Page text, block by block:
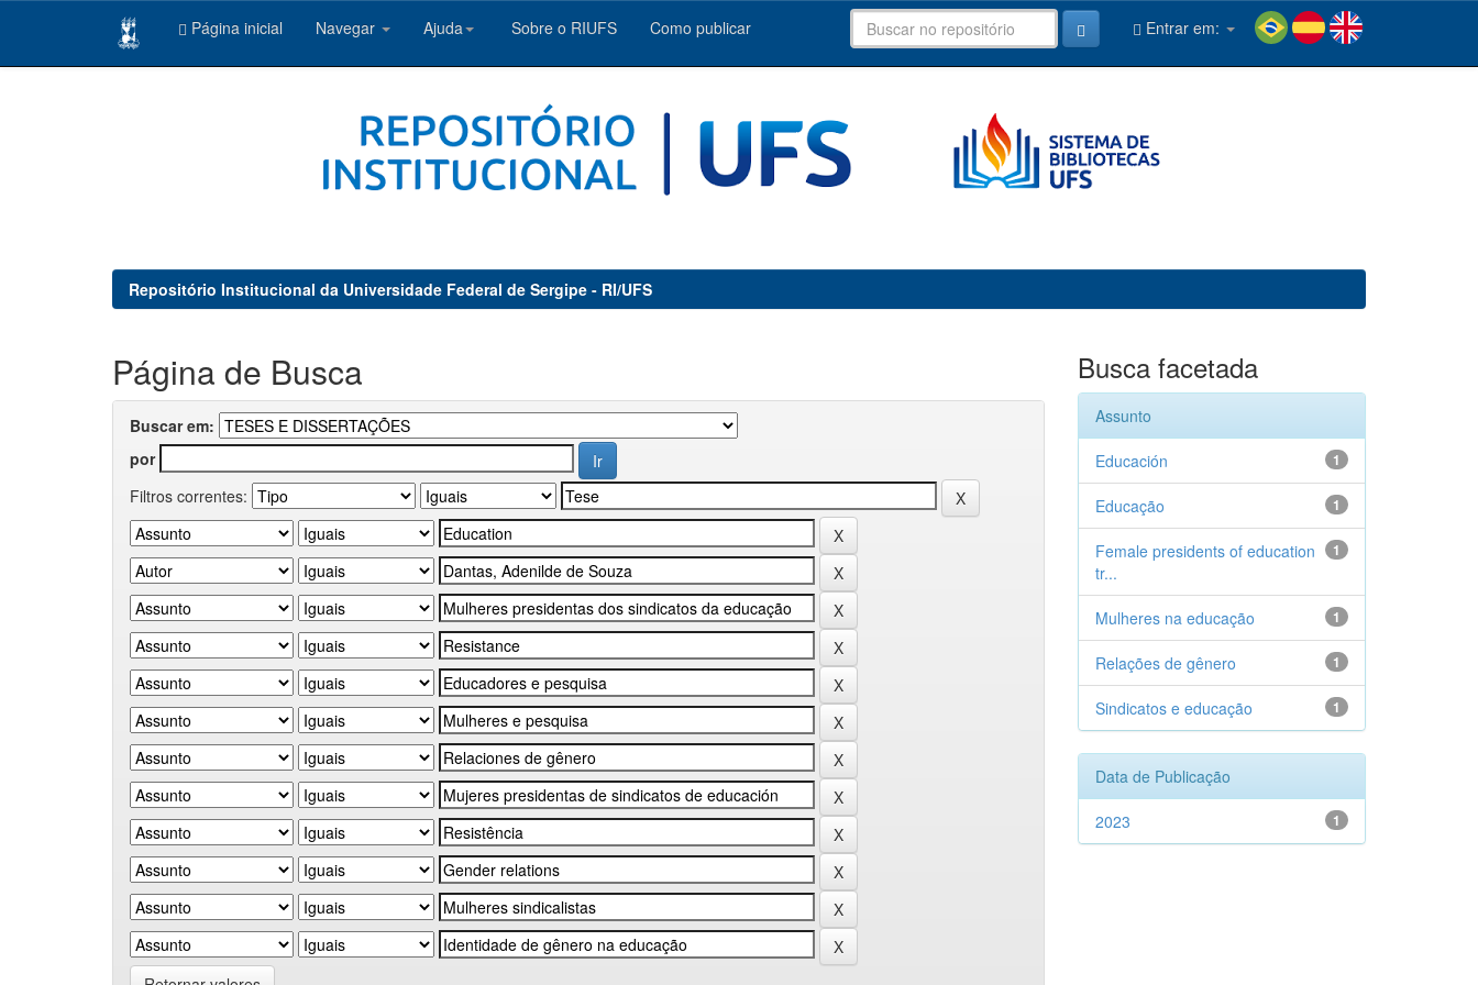
Página inicial Navegar Ajuda Sobre o RIUFS Como publicar Entrar em:
Repositório Institucional da Universidade Federal de Sergipe - RI/UFS
Página de Busca
Buscar em:
por
Filtros correntes:
Busca facetada
Assunto
1
Educación
1
Educação
1
Female presidents of education
tr...
1
Mulheres na educação
1
Relações de gênero
1
Sindicatos e educação
Data de Publicação
1
2023